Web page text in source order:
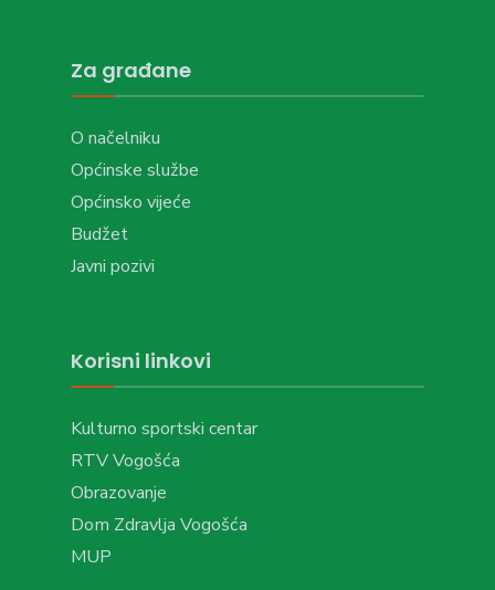
Za građane
O načelniku
Općinske službe
Općinsko vijeće
Budžet
Javni pozivi
Korisni linkovi
Kulturno sportski centar
RTV Vogošća
Obrazovanje
Dom Zdravlja Vogošća
MUP